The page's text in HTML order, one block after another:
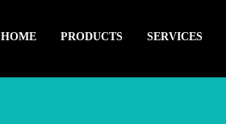
HOME PRODUCTS SERVICES